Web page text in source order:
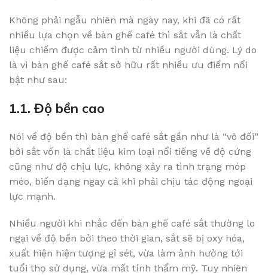
Không phải ngẫu nhiên mà ngày nay, khi đã có rất
nhiều lựa chọn về bàn ghế café thì sắt vẫn là chất
liệu chiếm được cảm tình từ nhiều người dùng. Lý do
là vì bàn ghế café sắt sở hữu rất nhiều ưu điểm nổi
bật như sau:
1.1. Độ bền cao
Nói về độ bền thì bàn ghế café sắt gần như là “vô đối”
bởi sắt vốn là chất liệu kim loại nổi tiếng về độ cứng
cũng như độ chịu lực, không xảy ra tình trạng móp
méo, biến dạng ngay cả khi phải chịu tác động ngoại
lực mạnh.
Nhiều người khi nhắc đến bàn ghế café sắt thường lo
ngại về độ bền bởi theo thời gian, sắt sẽ bị oxy hóa,
xuất hiện hiện tượng gỉ sét, vừa làm ảnh hưởng tới
tuổi thọ sử dụng, vừa mất tính thẩm mỹ. Tuy nhiên